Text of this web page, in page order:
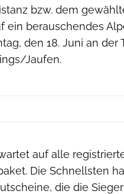
bzw. dem
ein berauschendes
den 18. Juni an der
Jaufen.
auf alle
Die Schnellsten
die die